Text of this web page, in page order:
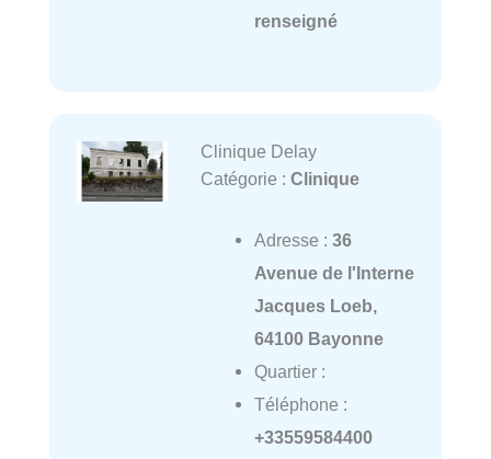
renseigné
Clinique Delay
Catégorie : Clinique
Adresse : 36
Avenue de l'Interne
Jacques Loeb,
64100 Bayonne
Quartier :
Téléphone :
+33559584400